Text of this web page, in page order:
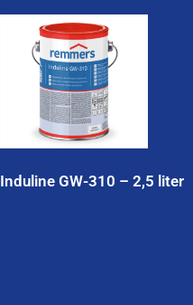
Induline GW-310 – 2,5 liter